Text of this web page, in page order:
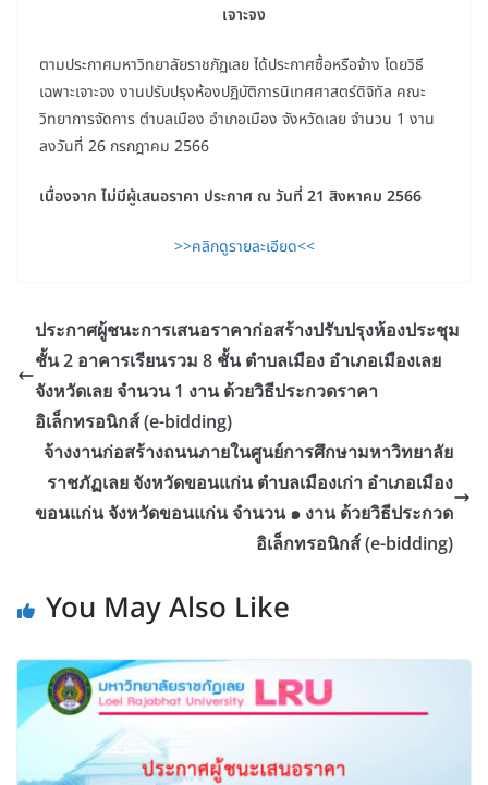
เจาะจง
ตามประกาศมหาวิทยาลัยราชภัฏเลย ได้ประกาศซื้อหรือจ้าง โดยวิธี
เฉพาะเจาะจง งานปรับปรุงห้องปฏิบัติการนิเทศศาสตร์ดิจิทัล คณะ
วิทยาการจัดการ ตำบลเมือง อำเภอเมือง จังหวัดเลย จำนวน 1 งาน
ลงวันที่ 26 กรกฎาคม 2566
เนื่องจาก ไม่มีผู้เสนอราคา ประกาศ ณ วันที่ 21 สิงหาคม 2566
>>คลิกดูรายละเอียด<<
ประกาศผู้ชนะการเสนอราคาก่อสร้างปรับปรุงห้องประชุม
ชั้น 2 อาคารเรียนรวม 8 ชั้น ตำบลเมือง อำเภอเมืองเลย
จังหวัดเลย จำนวน 1 งาน ด้วยวิธีประกวดราคา
อิเล็กทรอนิกส์ (e-bidding)
จ้างงานก่อสร้างถนนภายในศูนย์การศึกษามหาวิทยาลัย
ราชภัฏเลย จังหวัดขอนแก่น ตำบลเมืองเก่า อำเภอเมือง
ขอนแก่น จังหวัดขอนแก่น จำนวน ๑ งาน ด้วยวิธีประกวด
อิเล็กทรอนิกส์ (e-bidding)
You May Also Like